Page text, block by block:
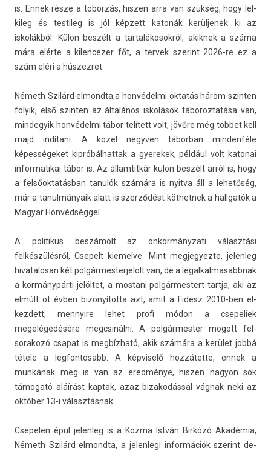
is. Ennek része a tobor­zás, hisz­en arra van szükség, hogy lel­
kileg és tes­tileg is jól képzett katonák kerül­jenek ki az
iskolákból. Külön beszélt a tar­talékosok­ról, akik­nek a száma
mára elérte a kilen­cez­er főt, a ter­vek szerint 2026-re ez a
szám eléri a hús­zezret.
Németh Szilárd el­mondta,a honvédelmi oktatás három szint­en
folyik, első szint­en az általános iskolások táboroz­tatása van,
min­degyik honvédelmi tábor telített volt, jövőre még többet kell
majd indítani. A közel negyv­en tábor­ban min­denféle
képességeket kip­róbál­hattak a gyerekek, például volt katonai
in­for­matikai tábor is. Az állam­titkár külön beszélt arról is, hogy
a felsőoktatásban tanulók számára is nyit­va áll a lehetőség,
már a tanul­mányaik alatt is szerződést köt­hetnek a hallgatók a
Magyar Honvédséggel.
A politikus beszámolt az önkor­mányzati választási
felkészülésről, Csepelt kiemel­ve. Mint meg­jegyez­te, jelen­leg
hivatalosan két pol­gármes­terjelölt van, de a legal­kalmasabbnak
a kormánypárti jelöltet, a mos­tani pol­gármes­tert tartja, aki az
elmúlt öt évben bi­zonyítot­ta azt, amit a Fidesz 2010-ben el­
kezdett, men­nyire lehet profi módon a csepeliek
megelégedésére megcsinál­ni. A pol­gármest­er mögött fel­
sorakozó csapat is megbízható, akik számára a kerület jobbá
tétele a leg­fontosabb. A kép­viselő hozzátette, ennek a
munkának meg is van az eredménye, hisz­en nagyon sok
támogató aláírást kap­tak, azaz bi­zakodáss­al vágnak neki az
október 13-i választásnak.
Csepel­en épül jelen­leg is a Kozma István Birkózó Akadémia,
Németh Szilárd el­mondta, a jelen­legi in­for­mációk szerint de­